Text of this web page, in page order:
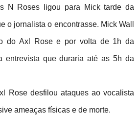
N Roses ligou para Mick tarde da
o jornalista o encontrasse. Mick Wall
do Axl Rose e por volta de 1h da
entrevista que duraria até as 5h da
Rose desfilou ataques ao vocalista
ameaças físicas e de morte.